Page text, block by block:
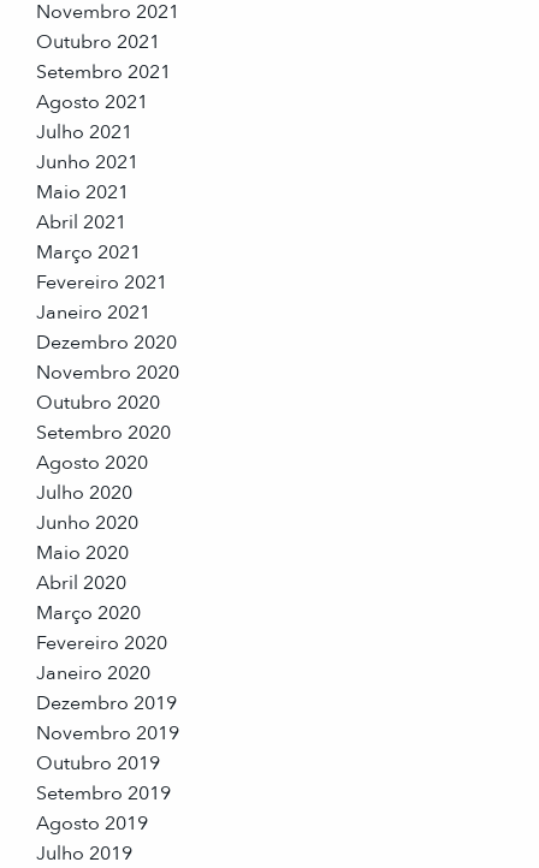
Novembro 2021
Outubro 2021
Setembro 2021
Agosto 2021
Julho 2021
Junho 2021
Maio 2021
Abril 2021
Março 2021
Fevereiro 2021
Janeiro 2021
Dezembro 2020
Novembro 2020
Outubro 2020
Setembro 2020
Agosto 2020
Julho 2020
Junho 2020
Maio 2020
Abril 2020
Março 2020
Fevereiro 2020
Janeiro 2020
Dezembro 2019
Novembro 2019
Outubro 2019
Setembro 2019
Agosto 2019
Julho 2019